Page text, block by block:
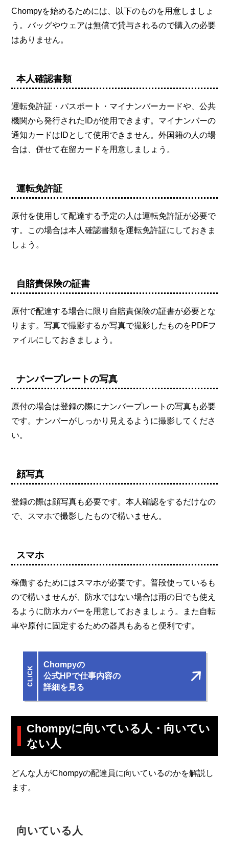
Chompyを始めるためには、以下のものを用意しましょ
う。バッグやウェアは無償で貸与されるので購入の必要
はありません。
本人確認書類
運転免許証・パスポート・マイナンバーカードや、公共
機関から発行されたIDが使用できます。マイナンバーの
通知カードはIDとして使用できません。外国籍の人の場
合は、併せて在留カードを用意しましょう。
運転免許証
原付を使用して配達する予定の人は運転免許証が必要で
す。この場合は本人確認書類を運転免許証にしておきま
しょう。
自賠責保険の証書
原付で配達する場合に限り自賠責保険の証書が必要とな
ります。写真で撮影するか写真で撮影したものをPDFフ
ァイルにしておきましょう。
ナンバープレートの写真
原付の場合は登録の際にナンバープレートの写真も必要
です。ナンバーがしっかり見えるように撮影してくださ
い。
顔写真
登録の際は顔写真も必要です。本人確認をするだけなの
で、スマホで撮影したもので構いません。
スマホ
稼働するためにはスマホが必要です。普段使っているも
ので構いませんが、防水ではない場合は雨の日でも使え
るように防水カバーを用意しておきましょう。また自転
車や原付に固定するための器具もあると便利です。
Chompyの
公式HPで仕事内容の
詳細を見る
Chompyに向いている人・向いてい
ない人
どんな人がChompyの配達員に向いているのかを解説し
ます。
向いている人